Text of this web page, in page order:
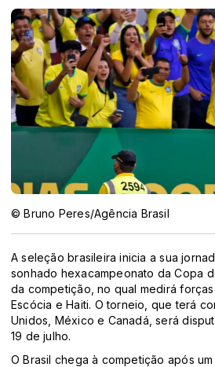
© Bruno Peres/Agência Brasil
A seleção brasileira inicia a sua
sonhado hexacampeonato da Copa
da competição, no qual medirá forças
Escócia e Haiti. O torneio, que terá
Unidos, México e Canadá, será
19 de julho.
O Brasil chega à competição após